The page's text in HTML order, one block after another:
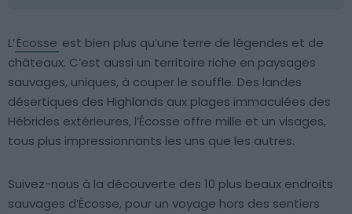
L’Écosse est bien plus qu’une terre de légendes et de
châteaux. C’est aussi un territoire riche en paysages
sauvages, uniques, à couper le souffle. Des landes
désertiques des Highlands aux plages immaculées des
Hébrides extérieures, l’Écosse offre mille et un visages,
tous plus impressionnants les uns que les autres.
Suivez-nous à la découverte des 10 plus beaux endroits
sauvages d’Écosse, pour un voyage hors des sentiers